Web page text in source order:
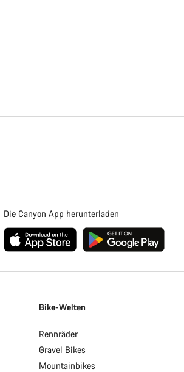
Die Canyon App herunterladen
Bike-Welten
Rennräder
Gravel Bikes
Mountainbikes